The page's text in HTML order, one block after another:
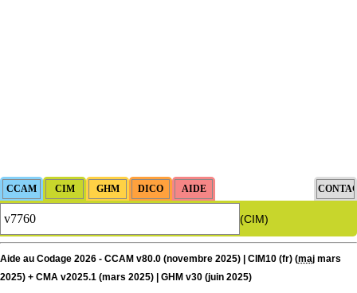
(CIM)
Aide au Codage 2026 - CCAM v80.0 (novembre 2025) | CIM10 (fr) (maj mars
2025) + CMA v2025.1 (mars 2025) | GHM v30 (juin 2025)